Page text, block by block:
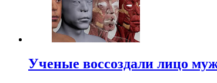
Ученые воссоздали лицо